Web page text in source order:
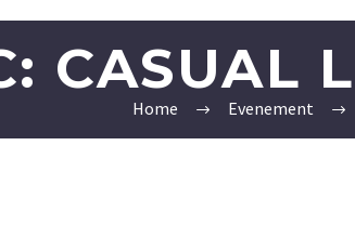
CASUAL
Home Evenement